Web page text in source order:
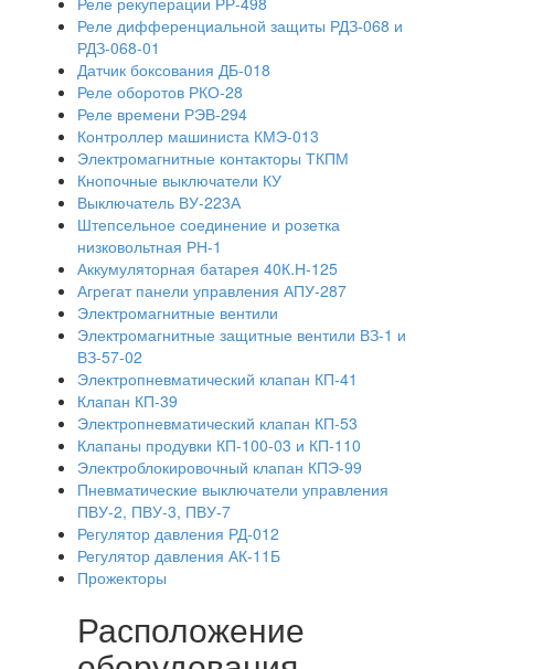
Реле дифференциальной защиты РДЗ-068 и
РДЗ-068-01
Датчик боксования ДБ-018
Реле оборотов РКО-28
Реле времени РЭВ-294
Контроллер машиниста КМЭ-013
Электромагнитные контакторы ТКПМ
Кнопочные выключатели КУ
Выключатель ВУ-223А
Штепсельное соединение и розетка
низковольтная РН-1
Аккумуляторная батарея 40К.Н-125
Агрегат панели управления АПУ-287
Электромагнитные вентили
Электромагнитные защитные вентили ВЗ-1 и
ВЗ-57-02
Электропневматический клапан КП-41
Клапан КП-39
Электропневматический клапан КП-53
Клапаны продувки КП-100-03 и КП-110
Электроблокировочный клапан КПЭ-99
Пневматические выключатели управления
ПВУ-2, ПВУ-3, ПВУ-7
Регулятор давления РД-012
Регулятор давления АК-11Б
Прожекторы
Расположение